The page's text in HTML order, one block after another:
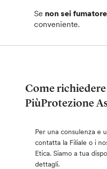
Se non sei fumatore
conveniente.
Come
PiùProtezione
Per una consulenza e
contatta la Filiale o i
Etica. Siamo a tua
dettagli.